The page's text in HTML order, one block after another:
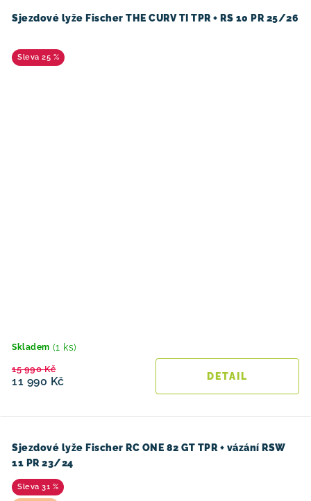
Sjezdové lyže Fischer THE CURV TI TPR + RS 10 PR 25/26
25 %
Skladem (1 ks)
11 990 Kč
15 990 Kč
Sjezdové lyže Fischer RC ONE 82 GT TPR + vázání RSW
11 PR 23/24
31 %